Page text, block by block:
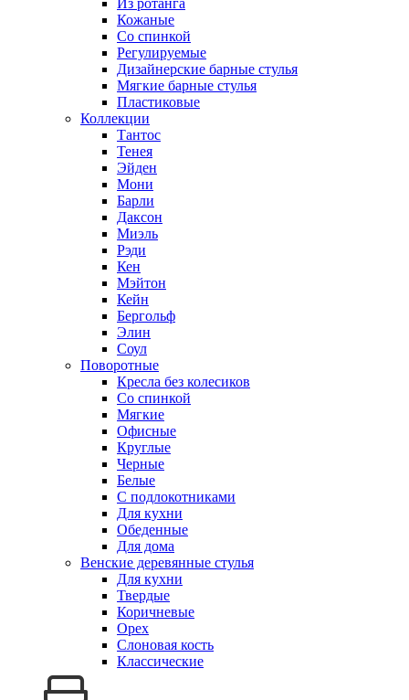
Из ротанга
Кожаные
Со спинкой
Регулируемые
Дизайнерские барные стулья
Мягкие барные стулья
Пластиковые
Коллекции
Тантос
Тенея
Эйден
Мони
Барли
Даксон
Миэль
Рэди
Кен
Мэйтон
Кейн
Бергольф
Элин
Соул
Поворотные
Кресла без колесиков
Со спинкой
Мягкие
Офисные
Круглые
Черные
Белые
С подлокотниками
Для кухни
Обеденные
Для дома
Венские деревянные стулья
Для кухни
Твердые
Коричневые
Орех
Слоновая кость
Классические